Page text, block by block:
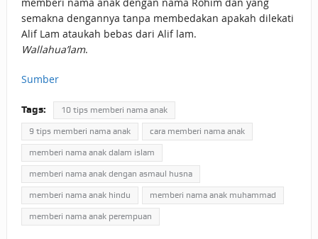
memberi nama anak dengan nama Rohim dan yang
semakna dengannya tanpa membedakan apakah dilekati
Alif Lam ataukah bebas dari Alif lam.
Wallahua’lam.
Sumber
Tags: 10 tips memberi nama anak
9 tips memberi nama anak cara memberi nama anak
memberi nama anak dalam islam
memberi nama anak dengan asmaul husna
memberi nama anak hindu memberi nama anak muhammad
memberi nama anak perempuan